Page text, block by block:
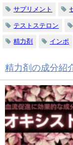
サプリメント
テストステロン
精力剤 インポ
精力剤の成分紹